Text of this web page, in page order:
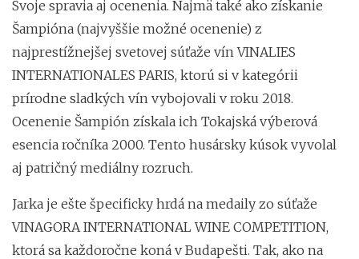
Svoje spravia aj ocenenia. Najmä také ako získanie
Šampióna (najvyššie možné ocenenie) z
najprestížnejšej svetovej súťaže vín VINALIES
INTERNATIONALES PARIS, ktorú si v kategórii
prírodne sladkých vín vybojovali v roku 2018.
Ocenenie Šampión získala ich Tokajská výberová
esencia ročníka 2000. Tento husársky kúsok vyvolal
aj patričný mediálny rozruch.
Jarka je ešte špecificky hrdá na medaily zo súťaže
VINAGORA INTERNATIONAL WINE COMPETITION,
ktorá sa každoročne koná v Budapešti. Tak, ako na